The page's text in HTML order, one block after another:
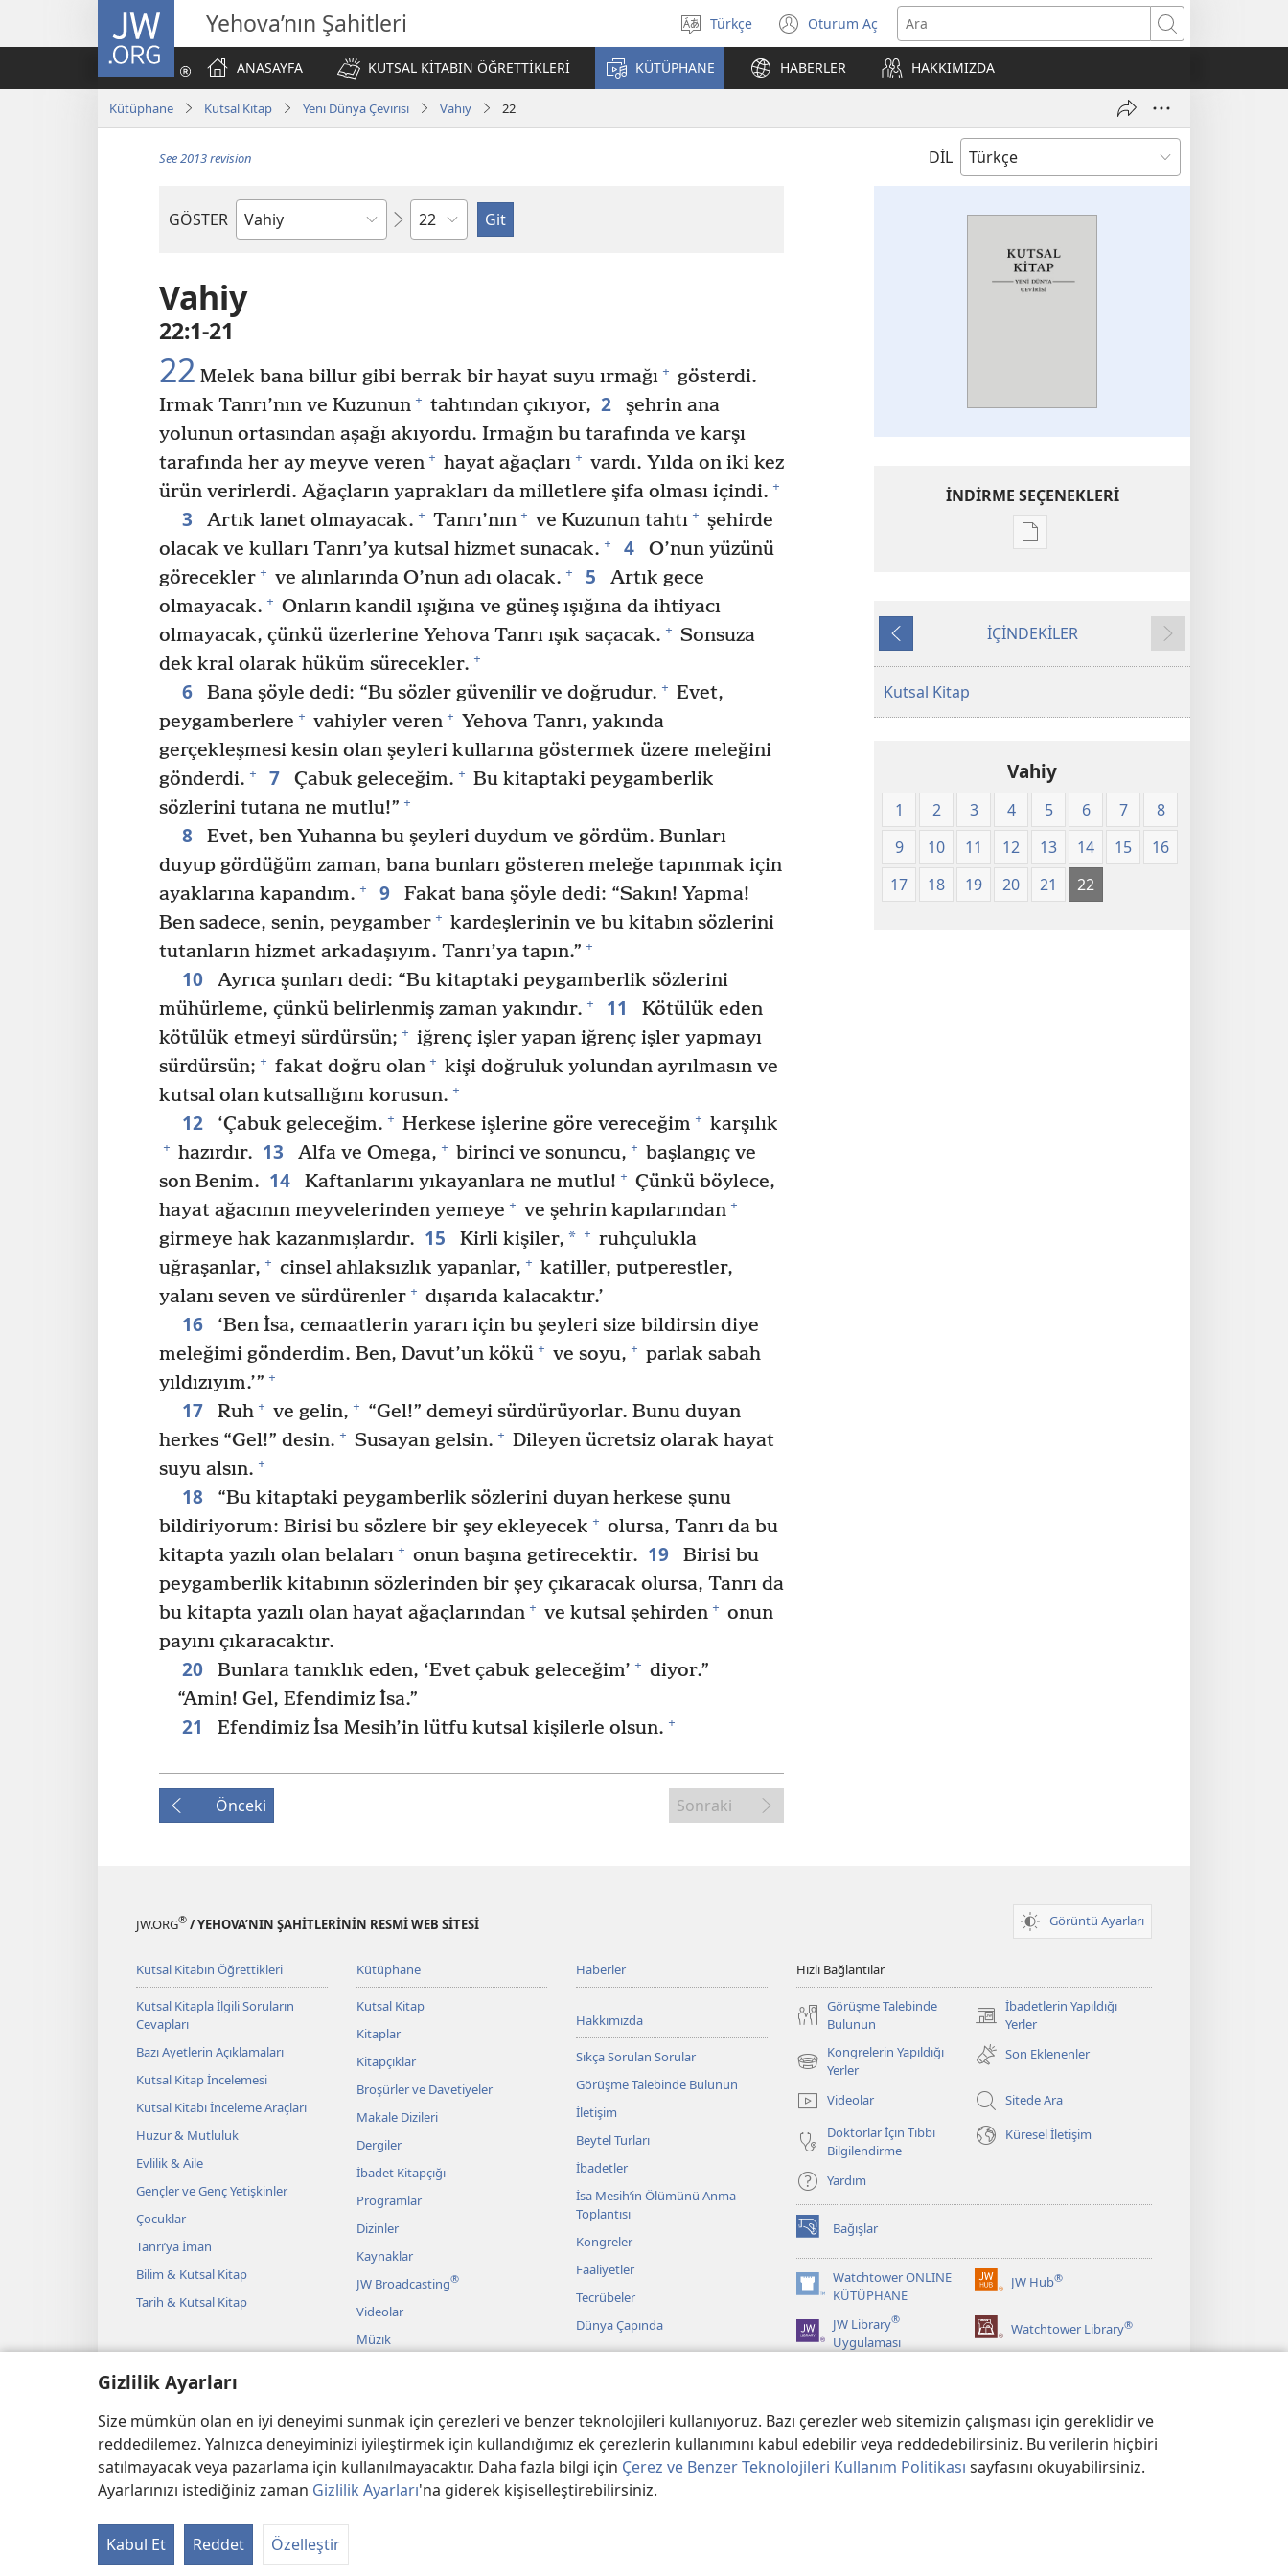
Gizlilik Ayarları
Size mümkün olan en iyi deneyimi sunmak için çerezleri ve benzer teknolojileri kullanıyoruz. Bazı çerezler web sitemizin çalışması için gereklidir ve
reddedilemez. Yalnızca deneyiminizi iyileştirmek için kullandığımız ek çerezlerin kullanımını kabul edebilir veya reddedebilirsiniz. Bu verilerin hiçbiri
satılmayacak veya pazarlama için kullanılmayacaktır. Daha fazla bilgi için Çerez ve Benzer Teknolojileri Kullanım Politikası sayfasını okuyabilirsiniz.
Ayarlarınızı istediğiniz zaman Gizlilik Ayarları'na giderek kişiselleştirebilirsiniz.
Kabul Et Reddet Özelleştir
JW.ORG Yehova’nın Şahitleri
Dil
seçin
Türkçe Oturum Aç
(yeni
pencere
açar)
Ara
ANASAYFA
KUTSAL KİTABIN ÖĞRETTİKLERİ KÜTÜPHANE HABERLER HAKKIMIZDA
Kütüphane Kutsal Kitap Yeni Dünya Çevirisi Vahiy 22
DİL
See 2013 revision
GÖSTER
Kutsal
Bölüm
Vahiy
22:1-21
22 Melek bana billur gibi berrak bir hayat suyu ırmağı + gösterdi.
Irmak Tanrı’nın ve Kuzunun + tahtından çıkıyor, 2
şehrin ana
yolunun ortasından aşağı akıyordu. Irmağın bu tarafında ve karşı
tarafında her ay meyve veren + hayat ağaçları + vardı. Yılda on iki kez
ürün verirlerdi. Ağaçların yaprakları da milletlere şifa olması içindi. +
3 Artık lanet olmayacak. + Tanrı’nın + ve Kuzunun tahtı + şehirde
olacak ve kulları Tanrı’ya kutsal hizmet sunacak. + 4
O’nun yüzünü
görecekler + ve alınlarında O’nun adı olacak. + 5
Artık gece
olmayacak. + Onların kandil ışığına ve güneş ışığına da ihtiyacı
olmayacak, çünkü üzerlerine Yehova Tanrı ışık saçacak. + Sonsuza
dek kral olarak hüküm sürecekler. +
6 Bana şöyle dedi: “Bu sözler güvenilir ve doğrudur. + Evet,
peygamberlere + vahiyler veren + Yehova Tanrı, yakında
gerçekleşmesi kesin olan şeyleri kullarına göstermek üzere meleğini
gönderdi. + 7 Çabuk geleceğim. + Bu kitaptaki peygamberlik
sözlerini tutana ne mutlu!” +
8
Evet, ben Yuhanna bu şeyleri duydum ve gördüm. Bunları
duyup gördüğüm zaman, bana bunları gösteren meleğe tapınmak için
ayaklarına kapandım. + 9
Fakat bana şöyle dedi: “Sakın! Yapma!
Ben sadece, senin, peygamber + kardeşlerinin ve bu kitabın sözlerini
tutanların hizmet arkadaşıyım. Tanrı’ya tapın.” +
10
Ayrıca şunları dedi: “Bu kitaptaki peygamberlik sözlerini
mühürleme, çünkü belirlenmiş zaman yakındır. + 11
Kötülük eden
kötülük etmeyi sürdürsün; + iğrenç işler yapan iğrenç işler yapmayı
sürdürsün; + fakat doğru olan + kişi doğruluk yolundan ayrılmasın ve
kutsal olan kutsallığını korusun. +
12 ‘Çabuk geleceğim. + Herkese işlerine göre vereceğim + karşılık
+ hazırdır. 13 Alfa ve Omega, + birinci ve sonuncu, + başlangıç ve
son Benim. 14 Kaftanlarını yıkayanlara ne mutlu! + Çünkü böylece,
hayat ağacının meyvelerinden yemeye + ve şehrin kapılarından +
girmeye hak kazanmışlardır. 15 Kirli kişiler, * + ruhçulukla
uğraşanlar, + cinsel ahlaksızlık yapanlar, + katiller, putperestler,
yalanı seven ve sürdürenler + dışarıda kalacaktır.’
16
‘Ben İsa, cemaatlerin yararı için bu şeyleri size bildirsin diye
meleğimi gönderdim. Ben, Davut’un kökü + ve soyu, + parlak sabah
yıldızıyım.’” +
17 Ruh + ve gelin, + “Gel!” demeyi sürdürüyorlar. Bunu duyan
herkes “Gel!” desin. + Susayan gelsin. + Dileyen ücretsiz olarak hayat
suyu alsın. +
18
“Bu kitaptaki peygamberlik sözlerini duyan herkese şunu
bildiriyorum: Birisi bu sözlere bir şey ekleyecek + olursa, Tanrı da bu
kitapta yazılı olan belaları + onun başına getirecektir. 19
Birisi bu
peygamberlik kitabının sözlerinden bir şey çıkaracak olursa, Tanrı da
bu kitapta yazılı olan hayat ağaçlarından + ve kutsal şehirden + onun
payını çıkaracaktır.
20 Bunlara tanıklık eden, ‘Evet çabuk geleceğim’ + diyor.”
“Amin! Gel, Efendimiz İsa.”
21 Efendimiz İsa Mesih’in lütfu kutsal kişilerle olsun. +
Önceki Sonraki
İNDİRME SEÇENEKLERİ
Dijital
Kutsal
Önceki
İÇİNDEKİLER
Sonraki
Kutsal Kitap
Vahiy
1 2 3 4 5 6 7
8
9
10 11 12 13 14 15
16
17
18 19 20 21 22
JW.ORG® / YEHOVA’NIN ŞAHİTLERİNİN RESMİ WEB SİTESİ Görüntü Ayarları
Kutsal Kitabın Öğrettikleri
Kutsal Kitapla İlgili Soruların
Cevapları
Bazı Ayetlerin Açıklamaları
Kutsal Kitap İncelemesi
Kutsal Kitabı İnceleme Araçları
Huzur & Mutluluk
Evlilik & Aile
Gençler ve Genç Yetişkinler
Çocuklar
Tanrı’ya İman
Bilim & Kutsal Kitap
Tarih & Kutsal Kitap
Kütüphane
Kutsal Kitap
Kitaplar
Kitapçıklar
Broşürler ve Davetiyeler
Makale Dizileri
Dergiler
İbadet Kitapçığı
Programlar
Dizinler
Kaynaklar
JW Broadcasting®
Videolar
Müzik
Okumalar
Haberler
Hakkımızda
Sıkça Sorulan Sorular
Görüşme Talebinde Bulunun
İletişim
Beytel Turları
İbadetler
İsa Mesih’in Ölümünü Anma
Toplantısı
Kongreler
Faaliyetler
Tecrübeler
Dünya Çapında
Hızlı Bağlantılar
Görüşme Talebinde
Bulunun
İbadetlerin Yapıldığı
Yerler
(yeni
pencere
açar)
Kongrelerin Yapıldığı
Yerler
(yeni
açar)
Son Eklenenler
Videolar
Sitede Ara
Doktorlar İçin Tıbbi
Bilgilendirme
Küresel İletişim
Yardım
Bağışlar
(yeni
pencere
açar)
Watchtower ONLINE
KÜTÜPHANE
(yeni
açar)
JW Hub®
(yeni
açar)
JW Library®
Uygulaması
Watchtower Library®
Copyright© 2026 Watch Tower Bible and Tract Society of PA. KULLANIM ŞARTLARI